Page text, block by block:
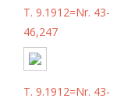
T. 9.1912=Nr. 43-
46,247
T. 9.1912=Nr. 43-